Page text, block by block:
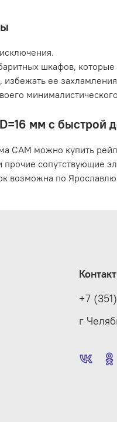
шкафов,
ее
мм с быстрой
САМ можно купить
сопутствующие
возможна по
+7
г